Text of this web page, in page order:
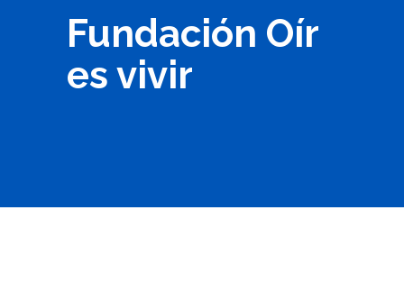
Fundación Oír
es vivir